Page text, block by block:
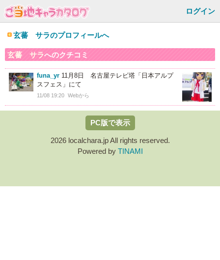
ログイン
玄蕃 サラのプロフィールへ
玄蕃 サラへのクチコミ
funa_yr 11月8日 名古屋テレビ塔「日本アルプ
スフェス」にて
11/08 19:20 Webから
PC版で表示
2026 localchara.jp All rights reserved.
Powered by TINAMI